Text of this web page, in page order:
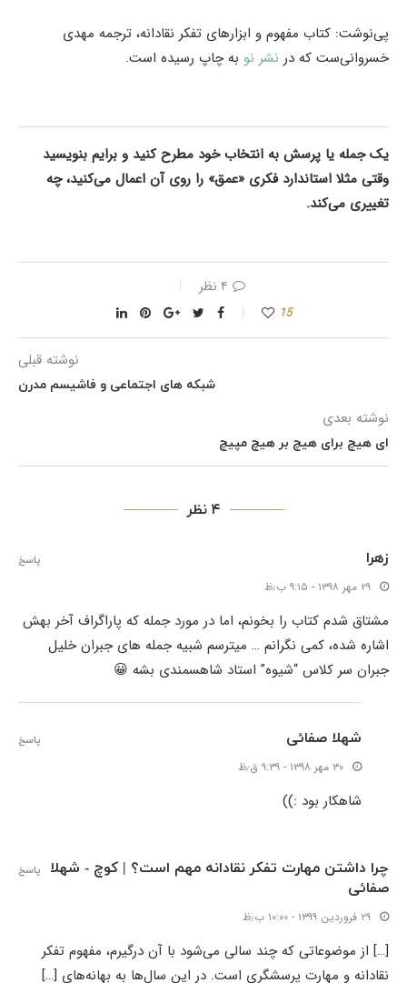
پی‌نوشت: کتاب مفهوم و ابزارهای تفکر نقادانه، ترجمه مهدی
خسروانی‌ست که در نشر نو به چاپ رسیده است.
یک جمله یا پرسش به انتخاب خود مطرح کنید و برایم بنویسید
وقتی مثلا استاندارد فکری «عمق» را روی آن اعمال می‌کنید، چه
تغییری می‌کند.
۴ نظر
15
نوشته قبلی
شبکه های اجتماعی و فاشیسم مدرن
نوشته بعدی
ای هیچ برای هیچ بر هیچ مپیچ
۴ نظر
زهرا
۲۹ مهر ۱۳۹۸ - ۹:۱۵ ب٫ظ
مشتاق شدم کتاب را بخونم، اما در مورد جمله که پاراگراف آخر بهش
اشاره شده، کمی نگرانم … میترسم شبیه جمله های جبران خلیل
جبران سر کلاس “شیوه” استاد شاهسمندی بشه 😀
پاسخ
شهلا صفائی
۳۰ مهر ۱۳۹۸ - ۹:۳۹ ق٫ظ
شاهکار بود :))
پاسخ
چرا داشتن مهارت تفکر نقادانه مهم است؟ | کوچ - شهلا
صفائی
۲۹ فروردین ۱۳۹۹ - ۱۰:۰۰ ب٫ظ
[…] از موضوعاتی که چند سالی می‌شود با آن درگیرم، مفهوم تفکر
نقادانه و مهارت پرسشگری است. در این سال‌ها به بهانه‌های […]
پاسخ